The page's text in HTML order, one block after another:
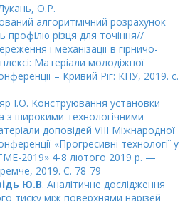
О.Р.
алгоритмічний розрахунок
профілю різця для точіння//
і механізації в гірничо-
Матеріали молодіжної
– Кривий Ріг: КНУ, 2019. с.
І.О. Конструювання установки
з широкими технологічними
доповідей VIII Міжнародної
«Прогресивні технології у
2019» 4-8 лютого 2019 р. —
2019. С. 78-79
Ю.В. Аналітичне дослідження
тиску між поверхнями нарізей